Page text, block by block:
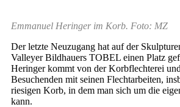
Emmanuel Heringer im Korb. Foto: MZ
Der letzte Neuzugang hat auf der
Valleyer Bildhauers TOBEL einen Platz
Heringer kommt von der Korbflechterei
Besuchenden mit seinen Flechtarbeiten,
riesigen Korb, in dem man sich um die
kann.